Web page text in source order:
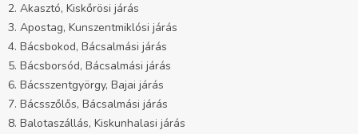
2. Akasztó, Kiskőrösi járás
3. Apostag, Kunszentmiklósi járás
4. Bácsbokod, Bácsalmási járás
5. Bácsborsód, Bácsalmási járás
6. Bácsszentgyörgy, Bajai járás
7. Bácsszőlős, Bácsalmási járás
8. Balotaszállás, Kiskunhalasi járás